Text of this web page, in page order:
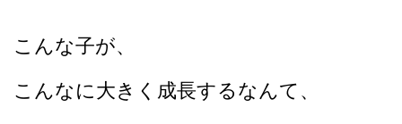
こんな子が、
こんなに大きく成長するなんて、